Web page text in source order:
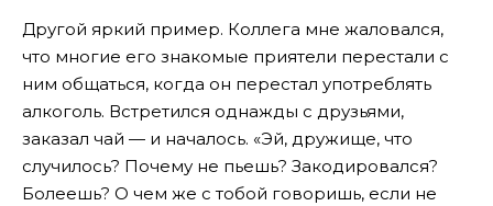
Другой яркий пример. Коллега мне жаловался,
что многие его знакомые приятели перестали с
ним общаться, когда он перестал употреблять
алкоголь. Встретился однажды с друзьями,
заказал чай — и началось. «Эй, дружище, что
случилось? Почему не пьешь? Закодировался?
Болеешь? О чем же с тобой говоришь, если не